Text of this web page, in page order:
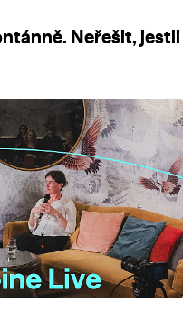
Neřešit, jestli